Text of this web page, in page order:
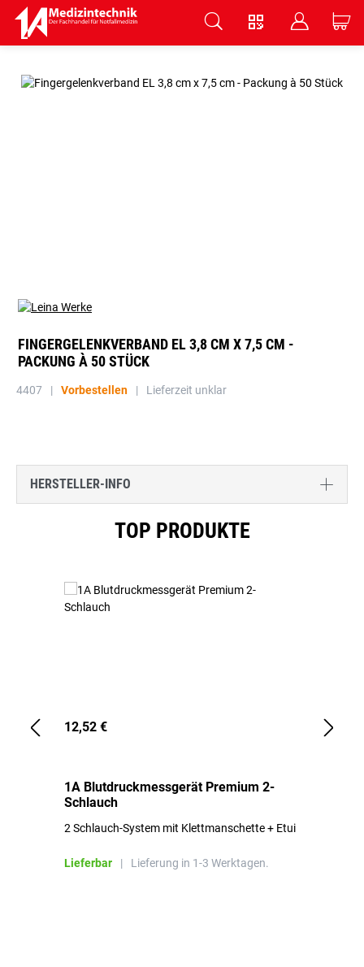
V B C
FINGERGELENKVERBAND EL 3,8 CM X 7,5 CM -
PACKUNG À 50 STÜCK
4407 | Vorbestellen | Lieferzeit unklar
HERSTELLER-INFO
TOP PRODUKTE
12,52 €
1A Blutdruckmessgerät Premium 2-
Schlauch
2 Schlauch-System mit Klettmanschette + Etui
Lieferbar | Lieferung in 1-3 Werktagen.